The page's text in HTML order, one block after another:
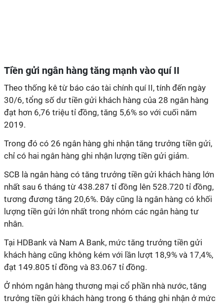
Tiền gửi ngân hàng tăng mạnh vào quí II
Theo thống kê từ báo cáo tài chính quí II, tính đến ngày
30/6, tổng số dư tiền gửi khách hàng của 28 ngân hàng
đạt hơn 6,76 triệu tỉ đồng, tăng 5,6% so với cuối năm
2019.
Trong đó có 26 ngân hàng ghi nhận tăng trưởng tiền gửi,
chỉ có hai ngân hàng ghi nhận lượng tiền gửi giảm.
SCB là ngân hàng có tăng trưởng tiền gửi khách hàng lớn
nhất sau 6 tháng từ 438.287 tỉ đồng lên 528.720 tỉ đồng,
tương đương tăng 20,6%. Đây cũng là ngân hàng có khối
lượng tiền gửi lớn nhất trong nhóm các ngân hàng tư
nhân.
Tại HDBank và Nam A Bank, mức tăng trưởng tiền gửi
khách hàng cũng không kém với lần lượt 18,9% và 17,4%,
đạt 149.805 tỉ đồng và 83.067 tỉ đồng.
Ở nhóm ngân hàng thương mại cổ phần nhà nước, tăng
trưởng tiền gửi khách hàng trong 6 tháng ghi nhận ở mức